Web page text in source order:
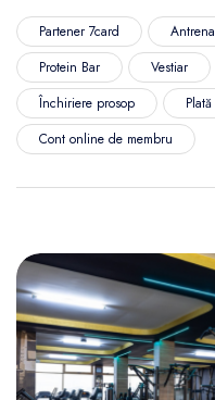
Partener 7card
Protein Bar
Vestiar
Închiriere prosop
Cont online de membru